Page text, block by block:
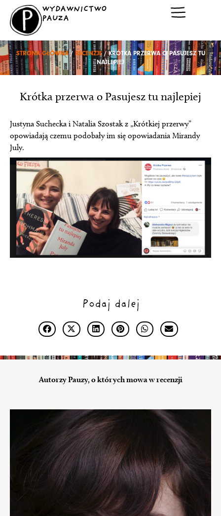
Przejdź
treści
WYDAWNICTWO
PAUZA
STRONA GŁÓWNA/ RECENZJE/ KRÓTKA PRZERWA O PASUJESZ TU
NAJLEPIEJ
Krótka przerwa o Pasujesz tu najlepiej
Justyna Suchecka i Natalia Szostak z „Krótkiej przerwy”
opowiadają czemu podobały im się opowiadania Mirandy
July.
Podaj dalej
Autorzy Pauzy, o których mowa w recenzji